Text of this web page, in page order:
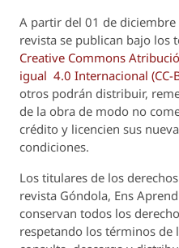
A partir del 01 de
revista se publican bajo los
Creative Commons
igual 4.0 Internacional (CC-
otros podrán distribuir,
de la obra de modo no
crédito y licencien sus
condiciones.
Los titulares de los
revista Góndola, Ens
conservan todos los
respetando los términos de